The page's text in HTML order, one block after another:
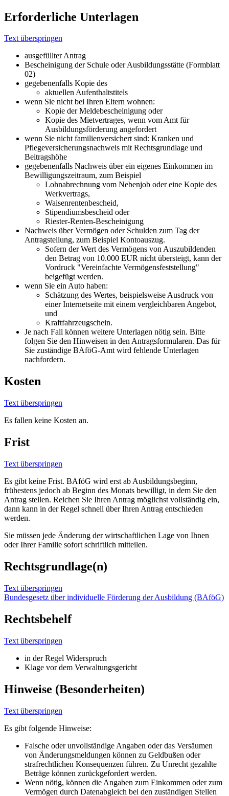
Erforderliche Unterlagen
Text überspringen
ausgefüllter Antrag
Bescheinigung der Schule oder Ausbildungsstätte (Formblatt
02)
gegebenenfalls Kopie des
aktuellen Aufenthaltstitels
wenn Sie nicht bei Ihren Eltern wohnen:
Kopie der Meldebescheinigung oder
Kopie des Mietvertrages, wenn vom Amt für
Ausbildungsförderung angefordert
wenn Sie nicht familienversichert sind: Kranken und
Pflegeversicherungsnachweis mit Rechtsgrundlage und
Beitragshöhe
gegebenenfalls Nachweis über ein eigenes Einkommen im
Bewilligungszeitraum, zum Beispiel
Lohnabrechnung vom Nebenjob oder eine Kopie des
Werkvertrags,
Waisenrentenbescheid,
Stipendiumsbescheid oder
Riester-Renten-Bescheinigung
Nachweis über Vermögen oder Schulden zum Tag der
Antragstellung, zum Beispiel Kontoauszug.
Sofern der Wert des Vermögens von Auszubildenden
den Betrag von 10.000 EUR nicht übersteigt, kann der
Vordruck "Vereinfachte Vermögensfeststellung"
beigefügt werden.
wenn Sie ein Auto haben:
Schätzung des Wertes, beispielsweise Ausdruck von
einer Internetseite mit einem vergleichbaren Angebot,
und
Kraftfahrzeugschein.
Je nach Fall können weitere Unterlagen nötig sein. Bitte
folgen Sie den Hinweisen in den Antragsformularen. Das für
Sie zuständige BAföG-Amt wird fehlende Unterlagen
nachfordern.
Kosten
Text überspringen
Es fallen keine Kosten an.
Frist
Text überspringen
Es gibt keine Frist. BAföG wird erst ab Ausbildungsbeginn,
frühestens jedoch ab Beginn des Monats bewilligt, in dem Sie den
Antrag stellen. Reichen Sie Ihren Antrag möglichst vollständig ein,
dann kann in der Regel schnell über Ihren Antrag entschieden
werden.
Sie müssen jede Änderung der wirtschaftlichen Lage von Ihnen
oder Ihrer Familie sofort schriftlich mitteilen.
Rechtsgrundlage(n)
Text überspringen
Bundesgesetz über individuelle Förderung der Ausbildung (BAföG)
Rechtsbehelf
Text überspringen
in der Regel Widerspruch
Klage vor dem Verwaltungsgericht
Hinweise (Besonderheiten)
Text überspringen
Es gibt folgende Hinweise:
Falsche oder unvollständige Angaben oder das Versäumen
von Änderungsmeldungen können zu Geldbußen oder
strafrechtlichen Konsequenzen führen. Zu Unrecht gezahlte
Beträge können zurückgefordert werden.
Wenn nötig, können die Angaben zum Einkommen oder zum
Vermögen durch Datenabgleich bei den zuständigen Stellen